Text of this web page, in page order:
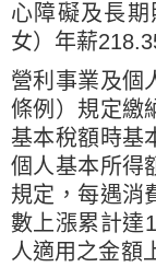
心障礙及長
女）年薪
營利事業及個
條例）規定繳
基本稅額時基
個人基本所得
規定，每遇消
數上漲累計達
人適用之金額